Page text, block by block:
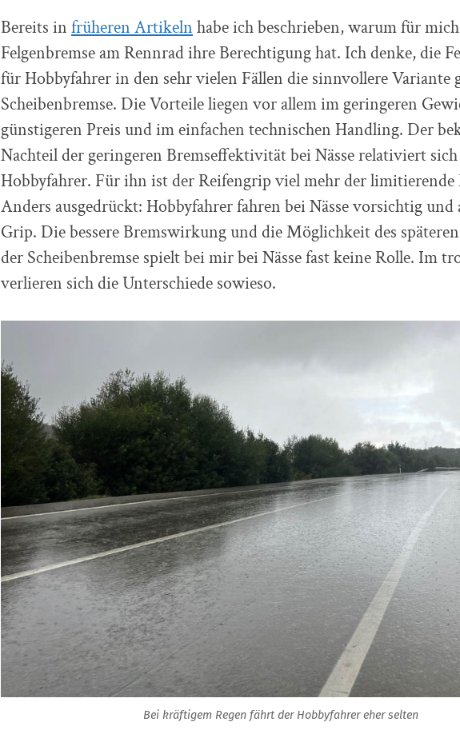
Bereits in früheren Artikeln habe ich beschrieben, warum für
Felgenbremse am Rennrad ihre Berechtigung hat. Ich denke, die
für Hobbyfahrer in den sehr vielen Fällen die sinnvollere Variante
Scheibenbremse. Die Vorteile liegen vor allem im geringeren
günstigeren Preis und im einfachen technischen Handling. Der
Nachteil der geringeren Bremseffektivität bei Nässe relativiert
Hobbyfahrer. Für ihn ist der Reifengrip viel mehr der limitierende
Anders ausgedrückt: Hobbyfahrer fahren bei Nässe vorsichtig und
Grip. Die bessere Bremswirkung und die Möglichkeit des
der Scheibenbremse spielt bei mir bei Nässe fast keine Rolle. Im
verlieren sich die Unterschiede sowieso.
Bei kräftigem Regen fährt der Hobbyfahrer eher selten